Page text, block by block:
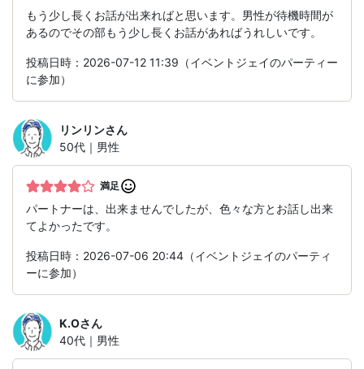
もう少し長くお話が出来ればと思います。男性が待機時間が
あるのでその部もう少し長くお話があればうれしいです。
投稿日時：2026-07-12 11:39（イベントジェイのパーティー
に参加）
リンリンさん
50代｜男性
満足
パートナーは、出来ませんでしたが、色々な方とお話し出来
てよかったです。
投稿日時：2026-07-06 20:44（イベントジェイのパーティ
ーに参加）
K.Oさん
40代｜男性